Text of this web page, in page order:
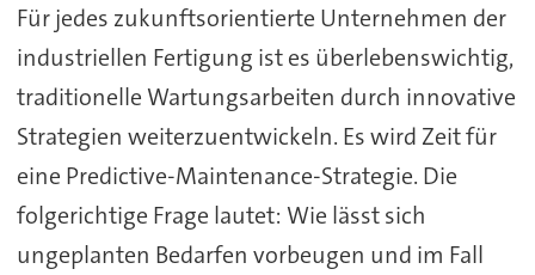
Für jedes zukunftsorientierte Unternehmen der
industriellen Fertigung ist es überlebenswichtig,
traditionelle Wartungsarbeiten durch innovative
Strategien weiterzuentwickeln. Es wird Zeit für
eine Predictive-Maintenance-Strategie. Die
folgerichtige Frage lautet: Wie lässt sich
ungeplanten Bedarfen vorbeugen und im Fall